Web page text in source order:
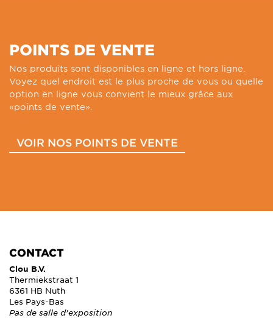
POINTS DE VENTE
Nos produits sont disponibles en ligne et hors ligne.
Voyez quel endroit est le plus proche de vous ou quelle
option en ligne vous convient le mieux grâce aux
«points de vente».
VOIR NOS POINTS DE VENTE
CONTACT
Clou B.V.
Thermiekstraat 1
6361 HB Nuth
Les Pays-Bas
Pas de salle d'exposition